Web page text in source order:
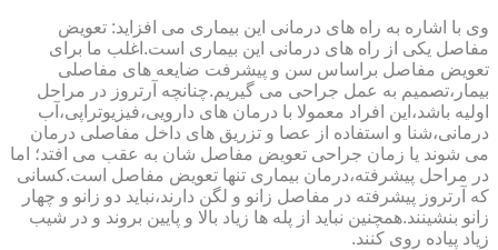
وی با اشاره به راه های درمانی این بیماری می افزاید: تعویض
مفاصل یکی از راه های درمانی این بیماری است.اغلب ما برای
تعویض مفاصل براساس سن و پیشرفت ضایعه های مفاصلی
بیمار،تصمیم به عمل جراحی می گیریم.چنانچه آرتروز در مراحل
اولیه باشد،این افراد معمولا با درمان های دارویی،فیزیوتراپی،آب
درمانی،شنا و استفاده از عصا و تزریق های داخل مفاصلی درمان
می شوند یا زمان جراحی تعویض مفاصل شان به عقب می افتد؛ اما
در مراحل پیشرفته،درمان بیماری تنها تعویض مفاصل است.کسانی
که آرتروز پیشرفته در مفاصل زانو و لگن دارند،نباید دو زانو و چهار
زانو بنشینند.همچنین نباید از پله ها زیاد بالا و پایین بروند و در شیب
زیاد پیاده روی کنند.